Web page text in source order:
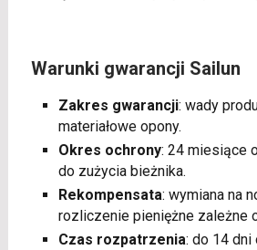
Warunki gwarancji Sailun
Zakres gwarancji: wady
materiałowe opony.
Okres ochrony: 24 miesiące
do zużycia bieżnika.
Rekompensata: wymiana na
rozliczenie pieniężne zależne
Czas rozpatrzenia: do 14